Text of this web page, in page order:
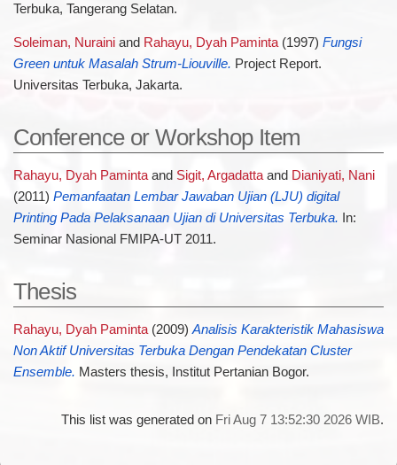
Terbuka, Tangerang Selatan.
Soleiman, Nurainiand Rahayu, Dyah Paminta(1997) Fungsi
Green untuk Masalah Strum-Liouville. Project Report.
Universitas Terbuka, Jakarta.
Conference or Workshop Item
Rahayu, Dyah Pamintaand Sigit, Argadattaand Dianiyati, Nani
(2011) Pemanfaatan Lembar Jawaban Ujian (LJU) digital
Printing Pada Pelaksanaan Ujian di Universitas Terbuka. In:
Seminar Nasional FMIPA-UT 2011.
Thesis
Rahayu, Dyah Paminta(2009) Analisis Karakteristik Mahasiswa
Non Aktif Universitas Terbuka Dengan Pendekatan Cluster
Ensemble. Masters thesis, Institut Pertanian Bogor.
This list was generated on Fri Aug 7 13:52:30 2026 WIB.